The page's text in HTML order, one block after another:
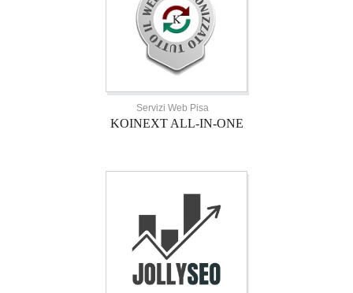
Servizi Web Pisa
KOINEXT ALL-IN-ONE